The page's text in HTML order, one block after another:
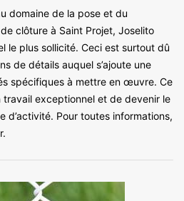
domaine de la pose et du
clôture à Saint Projet, Joselito
le plus sollicité. Ceci est surtout dû
de détails auquel s’ajoute une
spécifiques à mettre en œuvre. Ce
exceptionnel et de devenir le
d’activité. Pour toutes informations,